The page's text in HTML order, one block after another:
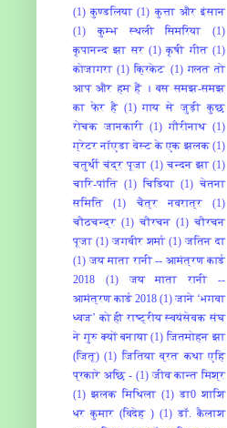
(1) कुण्डलिया (1) कुत्ता और इंसान
(1)
कुम्भ स्थली सिमरिया
(1)
कृपानन्द झा सर (1) कृषी गीत (1)
कोजागरा (1) क्रिकेट (1) गलत तो
आप और हम हैं । बस समझ-समझ
का फेर है (1) गाय से जुड़ी कुछ
रोचक जानकारी (1) गौरीनाथ (1)
ग्रेटर नॉएडा वेस्ट के एक झलक (1)
चतुर्थी चंद्र पूजा (1) चन्दन झा (1)
चारि-पांति (1) चिडिया (1) चेतना
समिति
(1) चैत्र नवरात्र
(1)
चौठचन्द्र (1) चौरचन (1) चौरचन
पूजा (1) जगवीर शर्मा (1) जतिन दा
(1) जय माता रानी -- आमंत्रण कार्ड
2018
(1)
जय माता रानी --
आमंत्रण कार्ड 2018 (1) जाने ‘भगवा
ध्वज’ को ही राष्ट्रीय स्वयंसेवक संघ
ने गुरु क्यों बनाया (1) जितमोहन झा
(जितू) (1) जितिया व्रत कथा एहि
प्रकारे अछि - (1) जीव कान्त मिश्र
(1) झलक मिथिला (1) डा0 शाशि
धर कुमार (विदेह ) (1) डॉ. कैलाश